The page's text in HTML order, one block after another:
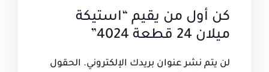
كن أول من يقيم “استيكة
ميلان 24 قطعة 4024”
لن يتم نشر عنوان بريدك الإلكتروني. الحقول